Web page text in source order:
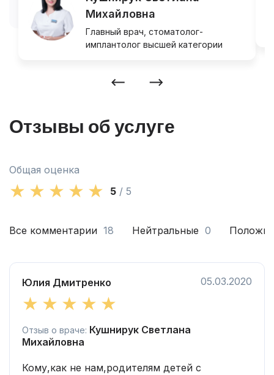
Михайловна
Главный врач, стоматолог-
имплантолог высшей категории
Отзывы об услуге
Общая оценка
5 / 5
Все комментарии 18 Нейтральные 0
Юлия Дмитренко 05.03.2020
Отзыв о враче: Кушнирук Светлана
Михайловна
Кому,как не нам,родителям детей с